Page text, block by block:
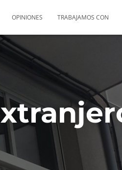
OPINIONES TRABAJAMOS CON